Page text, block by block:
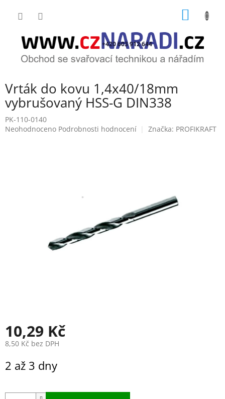
+420 603 912 644
Vrták do kovu 1,4x40/18mm
vybrušovaný HSS-G DIN338
PK-110-0140
Průměrné
Neohodnoceno Podrobnosti hodnocení Značka: PROFIKRAFT
10,29 Kč
8,50 Kč bez DPH
cena:
2 až 3 dny